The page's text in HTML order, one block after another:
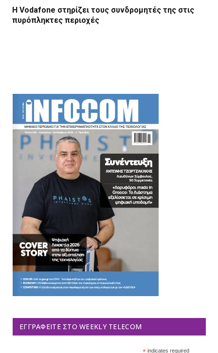
Η Vodafone στηρίζει τους συνδρομητές της στις
πυρόπληκτες περιοχές
ΕΓΓΡΑΦΕΊΤΕ ΣΤΟ WEEKLY TELECOM
indicates required